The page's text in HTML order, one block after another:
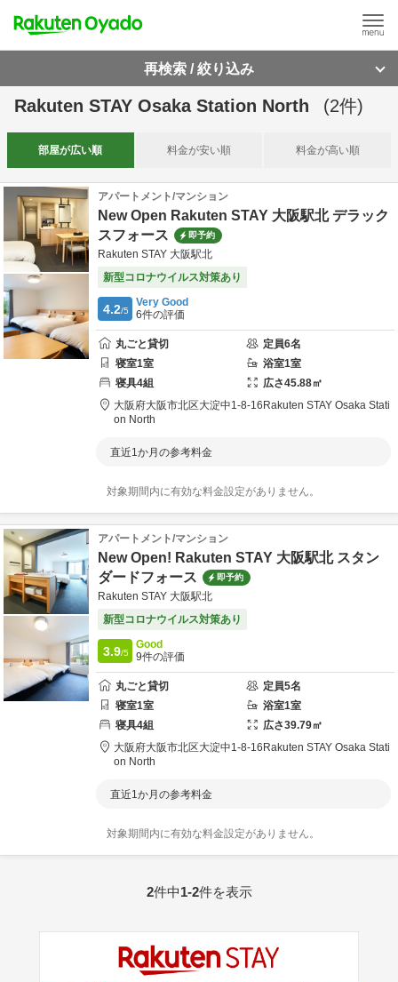
再検索 / 絞り込み
Rakuten STAY Osaka Station North (2件)
部屋が広い順 料金が安い順 料金が高い順
アパートメント/マンション
New Open Rakuten STAY 大阪駅北 デラック
スフォース
即予約
Rakuten STAY 大阪駅北
新型コロナウイルス対策あり
4.2/5
Very Good
6件の評価
丸ごと貸切 定員6名
寝室1室 浴室1室
寝具4組 広さ45.88㎡
大阪府大阪市北区大淀中1-8-16 Rakuten STAY Osaka Stati
on North
直近1か月の参考料金
対象期間内に有効な料金設定がありません。
アパートメント/マンション
New Open! Rakuten STAY 大阪駅北 スタン
ダードフォース
即予約
Rakuten STAY 大阪駅北
新型コロナウイルス対策あり
3.9/5
Good
9件の評価
丸ごと貸切 定員5名
寝室1室 浴室1室
寝具4組 広さ39.79㎡
大阪府大阪市北区大淀中1-8-16 Rakuten STAY Osaka Stati
on North
直近1か月の参考料金
対象期間内に有効な料金設定がありません。
2件中1-2件を表示